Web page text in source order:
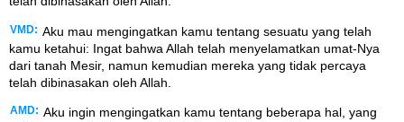
VMD: Aku mau mengingatkan kamu tentang sesuatu yang telah
kamu ketahui: Ingat bahwa Allah telah menyelamatkan umat-Nya
dari tanah Mesir, namun kemudian mereka yang tidak percaya
telah dibinasakan oleh Allah.
AMD: Aku ingin mengingatkan kamu tentang beberapa hal, yang